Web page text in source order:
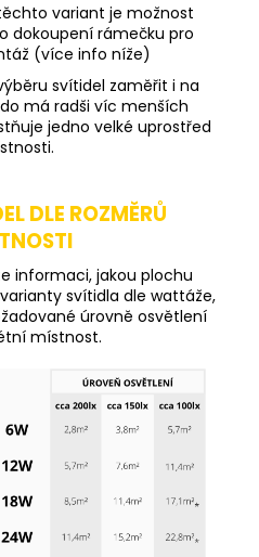
variant je možnost
dokoupení rámečku pro
(více info níže)
svítidel zaměřit i na
má radši víc menších
jedno velké uprostřed
DLE ROZMĚRŮ
informaci, jakou plochu
svítidla dle wattáže,
úrovně osvětlení
místnost.